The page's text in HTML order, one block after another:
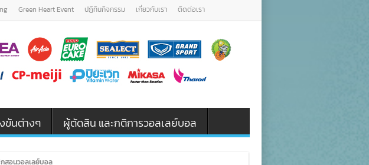
Green Heart Event ปฏิทินกิจกรรม เกี่ยวกับเรา ติดต่อเรา
ขันต่างๆ ผู้ตัดสิน และกติการวอลเลย์บอล
นวอลเลย์บอล รุ่น U12 / U18